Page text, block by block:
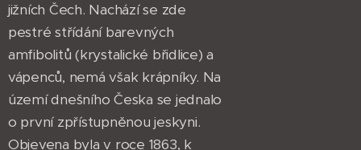
jižních Čech. Nachází se zde
pestré střídání barevných
amfibolitů (krystalické břidlice) a
vápenců, nemá však krápníky. Na
území dnešního Česka se jednalo
o první zpřístupněnou jeskyni.
Objevena byla v roce 1863, k